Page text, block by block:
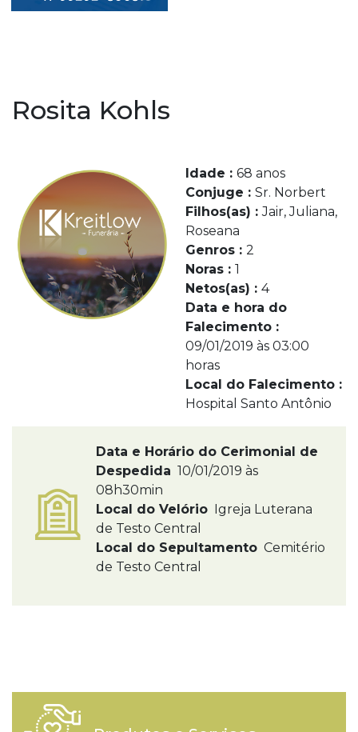
Rosita Kohls
Idade : 68 anos
Conjuge : Sr. Norbert
Filhos(as) :Jair, Juliana,
Roseana
Genros : 2
Noras : 1
Netos(as) : 4
Data e hora do
Falecimento :
09/01/2019 às 03:00
horas
Local do Falecimento :
Hospital Santo Antônio
Data e Horário do Cerimonial de
Despedida 10/01/2019 às
08h30min
Local do Velório Igreja Luterana
de Testo Central
Local do Sepultamento Cemitério
de Testo Central